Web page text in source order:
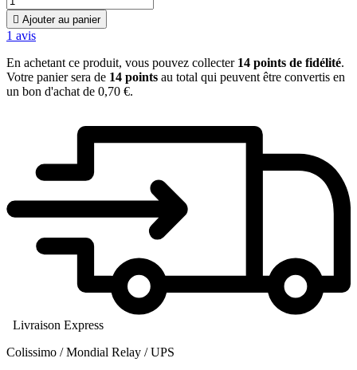
 Ajouter au panier
1 avis
En achetant ce produit, vous pouvez collecter 14 points de fidélité.
Votre panier sera de 14 points au total qui peuvent être convertis en
un bon d'achat de 0,70 €.
Livraison Express
Colissimo / Mondial Relay / UPS